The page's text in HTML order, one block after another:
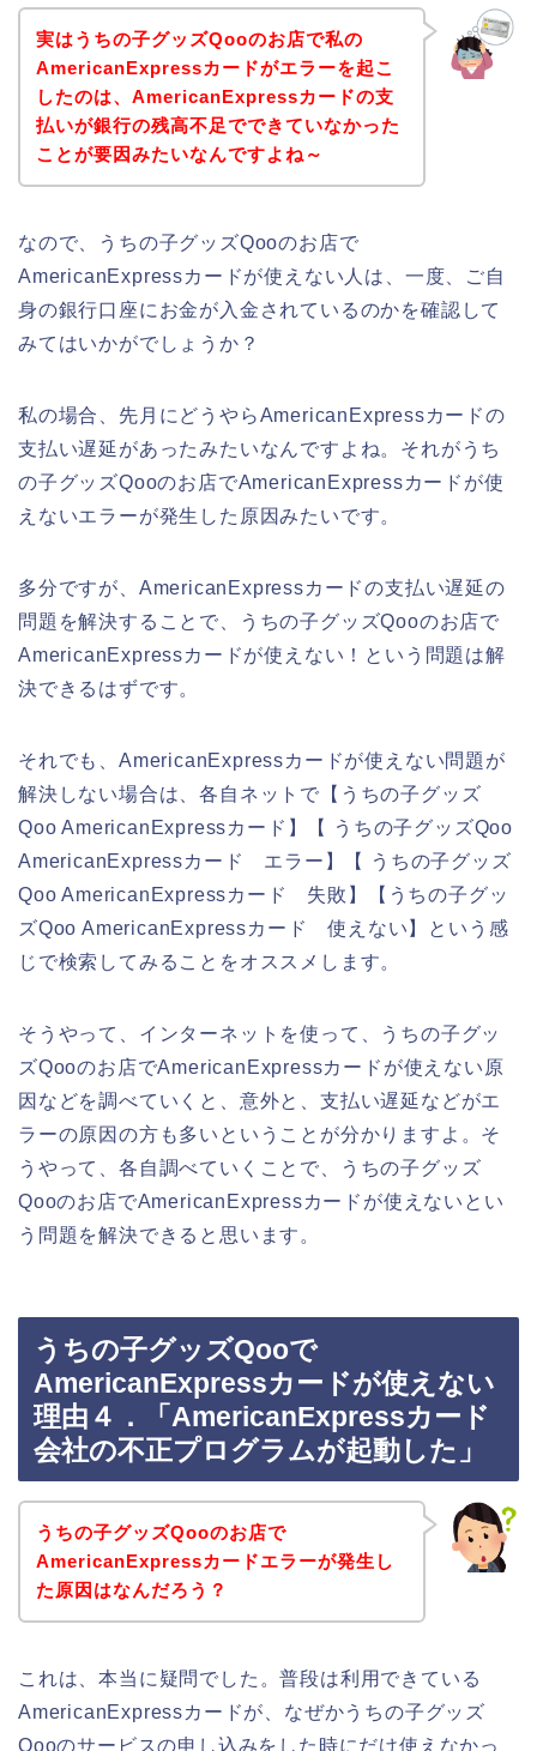
実はうちの子グッズQooのお店で私の
AmericanExpressカードがエラーを起こ
したのは、AmericanExpressカードの支
払いが銀行の残高不足でできていなかった
ことが要因みたいなんですよね～
なので、うちの子グッズQooのお店で
AmericanExpressカードが使えない人は、一度、ご自
身の銀行口座にお金が入金されているのかを確認して
みてはいかがでしょうか？
私の場合、先月にどうやらAmericanExpressカードの
支払い遅延があったみたいなんですよね。それがうち
の子グッズQooのお店でAmericanExpressカードが使
えないエラーが発生した原因みたいです。
多分ですが、AmericanExpressカードの支払い遅延の
問題を解決することで、うちの子グッズQooのお店で
AmericanExpressカードが使えない！という問題は解
決できるはずです。
それでも、AmericanExpressカードが使えない問題が
解決しない場合は、各自ネットで【うちの子グッズ
Qoo AmericanExpressカード】【 うちの子グッズQoo
AmericanExpressカード エラー】【 うちの子グッズ
Qoo AmericanExpressカード 失敗】【うちの子グッ
ズQoo AmericanExpressカード 使えない】という感
じで検索してみることをオススメします。
そうやって、インターネットを使って、うちの子グッ
ズQooのお店でAmericanExpressカードが使えない原
因などを調べていくと、意外と、支払い遅延などがエ
ラーの原因の方も多いということが分かりますよ。そ
うやって、各自調べていくことで、うちの子グッズ
Qooのお店でAmericanExpressカードが使えないとい
う問題を解決できると思います。
うちの子グッズQooで
AmericanExpressカードが使えない
理由４．「AmericanExpressカード
会社の不正プログラムが起動した」
うちの子グッズQooのお店で
AmericanExpressカードエラーが発生し
た原因はなんだろう？
これは、本当に疑問でした。普段は利用できている
AmericanExpressカードが、なぜかうちの子グッズ
Qooのサービスの申し込みをした時にだけ使えなかっ